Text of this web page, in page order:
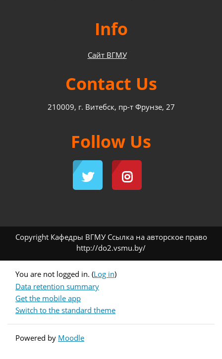
Info
Сайт ВГМУ
Contact Us
210009, г. Витебск, пр-т Фрунзе, 27
Follow Us
Copyright Кафедры ВГМУ Ссылка на авторское право
http://do2.vsmu.by/
You are not logged in. (Log in)
Data retention summary
Get the mobile app
Switch to the standard theme
Powered by Moodle